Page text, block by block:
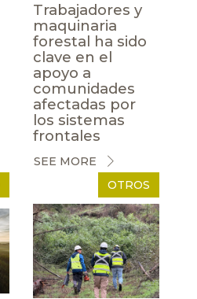
Trabajadores y
maquinaria
forestal ha sido
clave en el
apoyo a
comunidades
afectadas por
los sistemas
frontales
SEE MORE
OTROS